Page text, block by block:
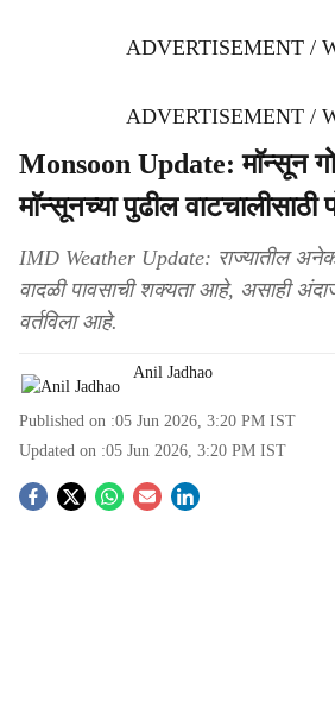
ADVERTISEMENT /
ADVERTISEMENT /
Monsoon Update: माॅन्सून
माॅन्सूनच्या पुढील वाटचालीसाठी
IMD Weather Update: राज्यातील
वादळी पावसाची शक्यता आहे, असाही अंदाज
वर्तविला आहे.
Anil Jadhao
Published on :05 Jun 2026, 3:20 PM IST
Updated on :05 Jun 2026, 3:20 PM IST
S